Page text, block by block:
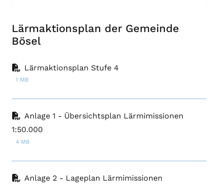
Lärmaktionsplan der Gemeinde
Bösel
Lärmaktionsplan Stufe 4
1 MB
Anlage 1 - Übersichtsplan Lärmimissionen
1:50.000
4 MB
Anlage 2 - Lageplan Lärmimissionen